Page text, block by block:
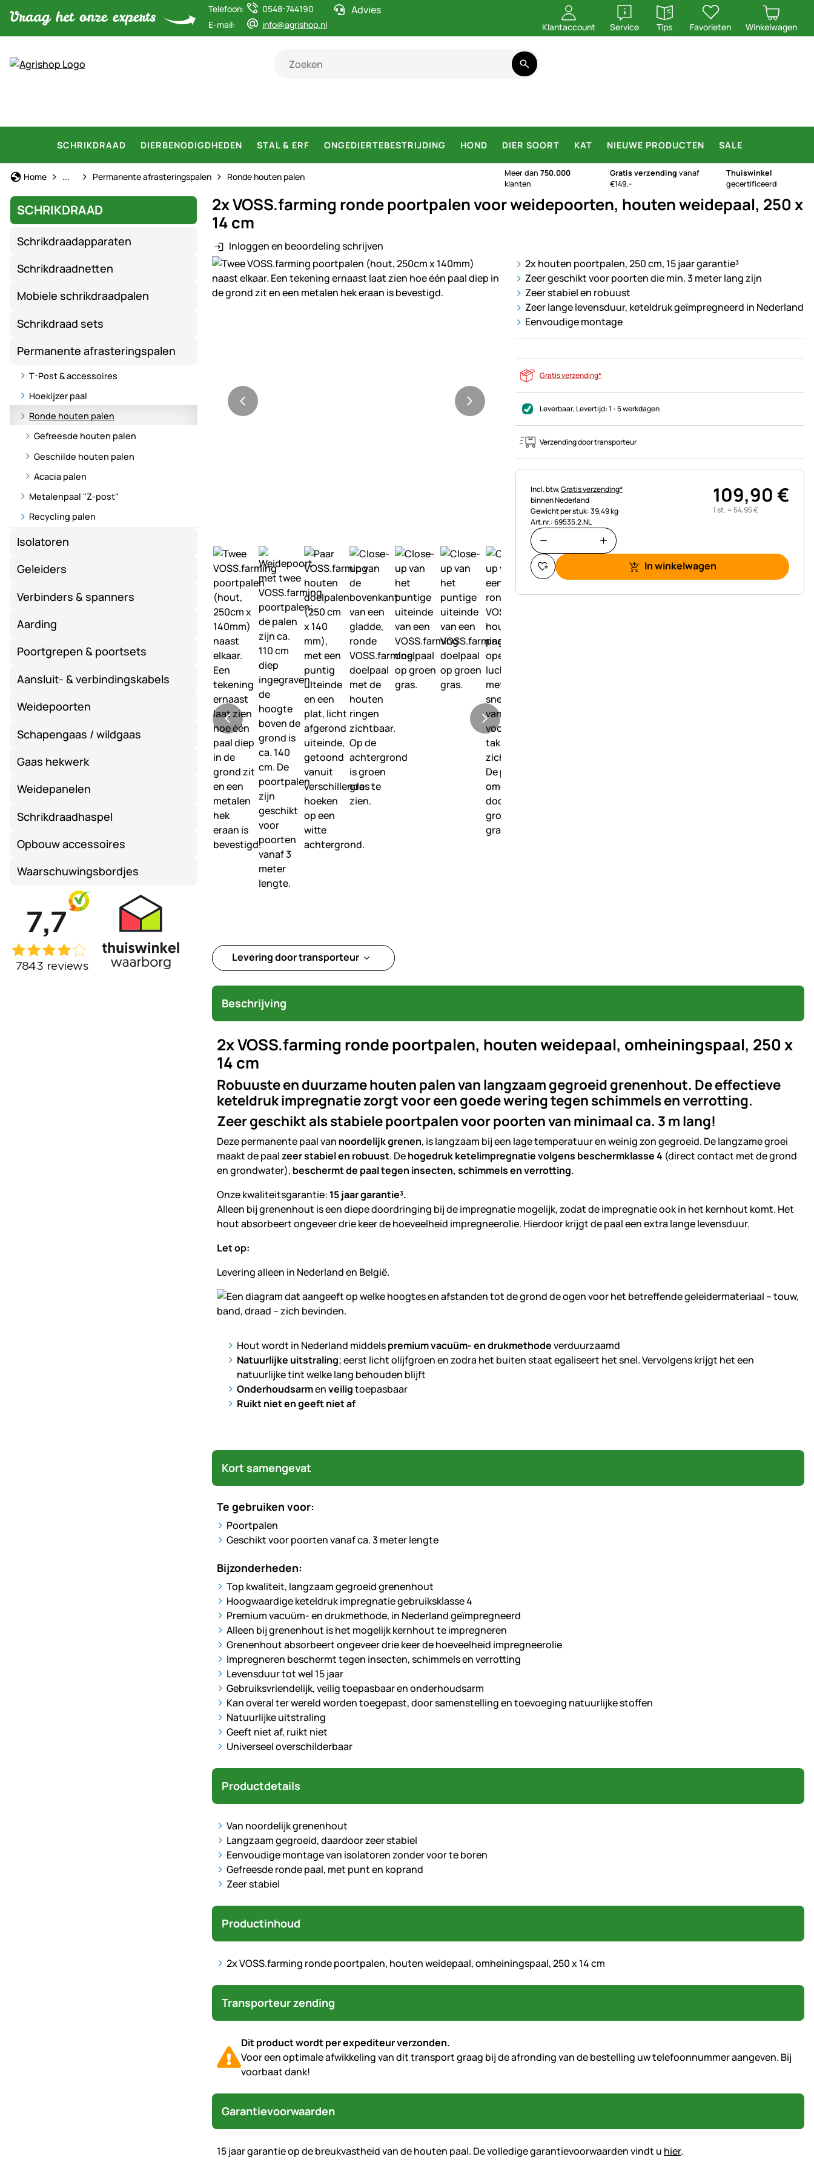
Telefoon:
0548-744190
E-mail:
info@agrishop.nl
Advies
Klantaccount Service
openen
Tips
openen
Favorieten Winkelwagen
SCHRIKDRAAD DIERBENODIGDHEDEN STAL & ERF ONGEDIERTEBESTRIJDING HOND DIER SOORT KAT NIEUWE PRODUCTEN SALE
Home Schrikdraad
... Permanente afrasteringspalen Ronde houten palen Meer dan750.000
klanten
Gratis verzending vanaf
€149.-
Thuiswinkel
gecertificeerd
SCHRIKDRAAD
Schrikdraadapparaten
Schrikdraadnetten
Mobiele schrikdraadpalen
Schrikdraad sets
Permanente afrasteringspalen
T-Post & accessoires
Hoekijzer paal
Ronde houten palen
Gefreesde houten palen
Geschilde houten palen
Acacia palen
Metalenpaal "Z-post"
Recycling palen
Isolatoren
Geleiders
Verbinders & spanners
Aarding
Poortgrepen & poortsets
Aansluit- & verbindingskabels
Weidepoorten
Schapengaas / wildgaas
Gaas hekwerk
Weidepanelen
Schrikdraadhaspel
Opbouw accessoires
Waarschuwingsbordjes
2x VOSS.farming ronde poortpalen voor weidepoorten, houten weidepaal, 250 x
14 cm
Inloggen en beoordeling schrijven
Productgalerij
2x houten poortpalen, 250 cm, 15 jaar garantie³
Zeer geschikt voor poorten die min. 3 meter lang zijn
Zeer stabiel en robuust
Zeer lange levensduur, keteldruk geïmpregneerd in Nederland
Eenvoudige montage
Gratis verzending*
Leverbaar, Levertijd:1 - 5 werkdagen
Verzending door transporteur
Belastinginformatie:
Incl. btw,Gratis verzending*
binnen Nederland
Gewicht per stuk: 39,49 kg
Art.nr.: 69535.2.NL
109,90€
1 st. = 54,95€
In winkelwagen
Levering door transporteur
Beschrijving
2x VOSS.farming ronde poortpalen, houten weidepaal, omheiningspaal, 250 x
14 cm
Robuuste en duurzame houten palen van langzaam gegroeid grenenhout. De effectieve
keteldruk impregnatie zorgt voor een goede wering tegen schimmels en verrotting.
Zeer geschikt als stabiele poortpalen voor poorten van minimaal ca. 3 m lang!
Deze permanente paal van noordelijk grenen, is langzaam bij een lage temperatuur en weinig zon gegroeid. De langzame groei
maakt de paalzeer stabiel en robuust. Dehogedruk ketelimpregnatie volgens beschermklasse 4 (direct contact met de grond
en grondwater), beschermt de paal tegen insecten, schimmels en verrotting.
Onze kwaliteitsgarantie: 15 jaar garantie³.
Alleen bij grenenhout is een diepe doordringing bij de impregnatie mogelijk, zodat de impregnatie ook in het kernhout komt. Het
hout absorbeert ongeveer drie keer de hoeveelheid impregneerolie. Hierdoor krijgt de paal een extra lange levensduur.
Let op:
Levering alleen in Nederland en België.
Hout wordt in Nederland middelspremium vacuüm- en drukmethodeverduurzaamd
Natuurlijke uitstraling; eerst licht olijfgroen en zodra het buiten staat egaliseert het snel. Vervolgens krijgt het een
natuurlijke tint welke lang behouden blijft
Onderhoudsarmenveiligtoepasbaar
Ruikt niet en geeft niet af
Kort samengevat
Te gebruiken voor:
Poortpalen
Geschikt voor poorten vanaf ca. 3 meter lengte
Bijzonderheden:
Top kwaliteit, langzaam gegroeid grenenhout
Hoogwaardige keteldruk impregnatie gebruiksklasse 4
Premium vacuüm- en drukmethode, in Nederland geïmpregneerd
Alleen bij grenenhout is het mogelijk kernhout te impregneren
Grenenhout absorbeert ongeveer drie keer de hoeveelheid impregneerolie
Impregneren beschermt tegen insecten, schimmels en verrotting
Levensduur tot wel 15 jaar
Gebruiksvriendelijk, veilig toepasbaar en onderhoudsarm
Kan overal ter wereld worden toegepast, door samenstelling en toevoeging natuurlijke stoffen
Natuurlijke uitstraling
Geeft niet af, ruikt niet
Universeel overschilderbaar
Productdetails
Van noordelijk grenenhout
Langzaam gegroeid, daardoor zeer stabiel
Eenvoudige montage van isolatoren zonder voor te boren
Gefreesde ronde paal, met punt en koprand
Zeer stabiel
Productinhoud
2x VOSS.farming ronde poortpalen, houten weidepaal, omheiningspaal, 250 x 14 cm
Transporteur zending
Dit product wordt per expediteur verzonden.
Voor een optimale afwikkeling van dit transport graag bij de afronding van de bestelling uw telefoonnummer aangeven. Bij
voorbaat dank!
Garantievoorwaarden
15 jaar garantie op de breukvastheid van de houten paal. De volledige garantievoorwaarden vindt u hier.